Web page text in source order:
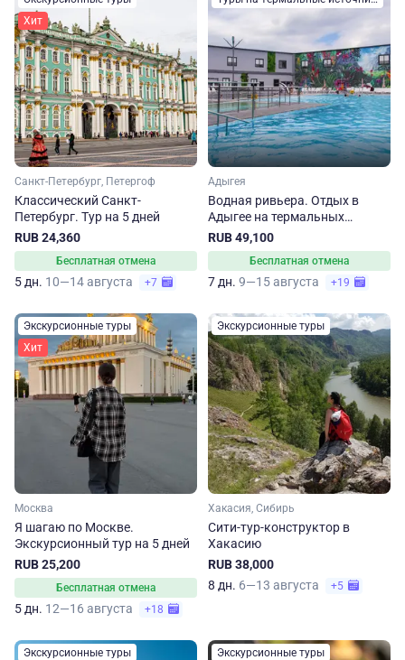
Хит
Санкт-Петербург, Петергоф
Классический Санкт-
Петербург. Тур на 5 дней
RUB 24,360
Бесплатная отмена
5 дн. 10—14 августа +7
Адыгея
Водная ривьера. Отдых в
Адыгее на термальных
источниках
RUB 49,100
Бесплатная отмена
7 дн. 9—15 августа +19
Экскурсионные туры
Хит
Москва
Я шагаю по Москве.
Экскурсионный тур на 5 дней
RUB 25,200
Бесплатная отмена
5 дн. 12—16 августа +18
Экскурсионные туры
Хакасия, Сибирь
Сити-тур-конструктор в
Хакасию
RUB 38,000
8 дн. 6—13 августа +5
Экскурсионные туры Экскурсионные туры